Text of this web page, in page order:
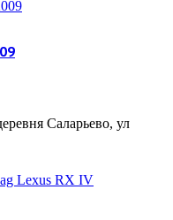
Саларьево, ул